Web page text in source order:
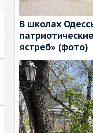
В школах
ястреб» (фото)